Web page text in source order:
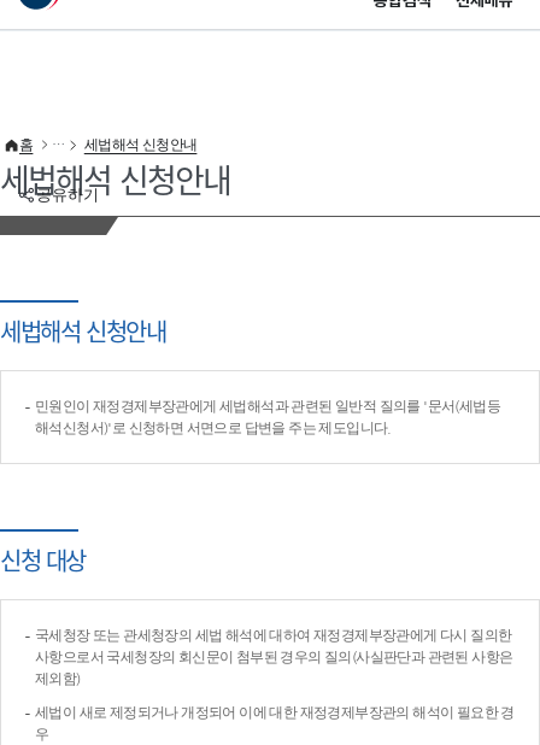
이 누리집은 대한민국 공식 전자정부 누리집입니다.
공유하기
홈 세법해석 신청안내
세법해석 신청안내
세법해석 신청안내
민원인이 재정경제부장관에게 세법해석과 관련된 일반적 질의를 '문서(세법등
해석신청서)'로 신청하면 서면으로 답변을 주는 제도입니다.
신청 대상
국세청장 또는 관세청장의 세법 해석에 대하여 재정경제부장관에게 다시 질의한
사항으로서 국세청장의 회신문이 첨부된 경우의 질의(사실판단과 관련된 사항은
제외함)
세법이 새로 제정되거나 개정되어 이에 대한 재정경제부장관의 해석이 필요한 경
우